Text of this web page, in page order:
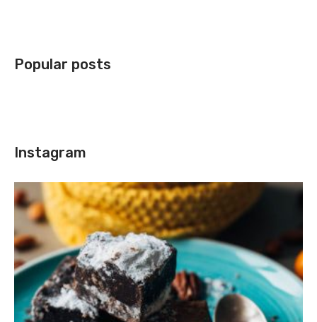
Popular posts
Instagram